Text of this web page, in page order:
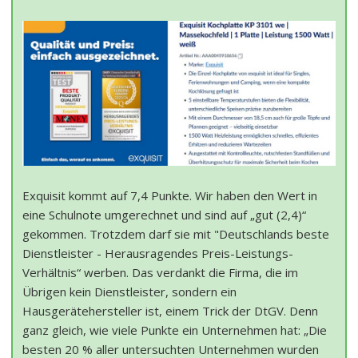
Exquisit kommt auf 7,4 Punkte. Wir haben den Wert in
eine Schulnote umgerechnet und sind auf „gut (2,4)“
gekommen. Trotzdem darf sie mit "Deutschlands beste
Dienstleister - Herausragendes Preis-Leistungs-
Verhältnis“ werben. Das verdankt die Firma, die im
Übrigen kein Dienstleister, sondern ein
Hausgerätehersteller ist, einem Trick der DtGV. Denn
ganz gleich, wie viele Punkte ein Unternehmen hat: „Die
besten 20 % aller untersuchten Unternehmen wurden